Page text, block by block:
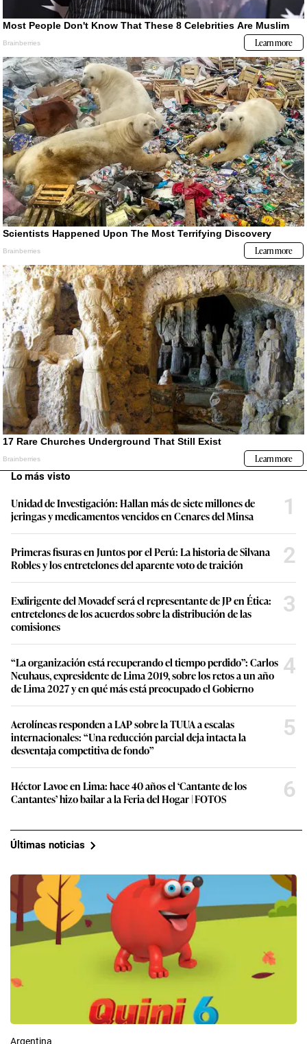
Lo más visto
Unidad de Investigación: Hallan más de siete millones de
jeringas y medicamentos vencidos en Cenares del Minsa
1
Primeras fisuras en Juntos por el Perú: La historia de Silvana
Robles y los entretelones del aparente voto de traición
2
Exdirigente del Movadef será el representante de JP en Ética:
entretelones de los acuerdos sobre la distribución de las
comisiones
3
“La organización está recuperando el tiempo perdido”: Carlos
Neuhaus, expresidente de Lima 2019, sobre los retos a un año
de Lima 2027 y en qué más está preocupado el Gobierno
4
Aerolíneas responden a LAP sobre la TUUA a escalas
internacionales: “Una reducción parcial deja intacta la
desventaja competitiva de fondo”
5
Héctor Lavoe en Lima: hace 40 años el ‘Cantante de los
Cantantes’ hizo bailar a la Feria del Hogar | FOTOS
6
Últimas noticias
Argentina